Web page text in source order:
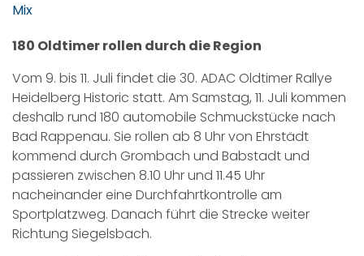
Mix
180 Oldtimer rollen durch die Region
Vom 9. bis 11. Juli findet die 30. ADAC Oldtimer Rallye
Heidelberg Historic statt. Am Samstag, 11. Juli kommen
deshalb rund 180 automobile Schmuckstücke nach
Bad Rappenau. Sie rollen ab 8 Uhr von Ehrstädt
kommend durch Grombach und Babstadt und
passieren zwischen 8.10 Uhr und 11.45 Uhr
nacheinander eine Durchfahrtkontrolle am
Sportplatzweg. Danach führt die Strecke weiter
Richtung Siegelsbach.